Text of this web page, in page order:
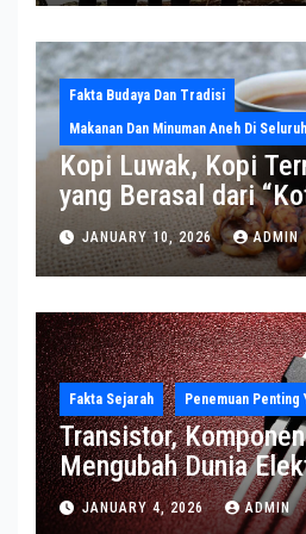
Fakta Budaya Dan Tradisi
Makanan Dan Minuman Aneh Di
Kopi Luwak, Kopi
yang Berasal dari
JANUARY 10, 2026 ADMIN
Fakta Sejarah Penemuan Penting
Transistor,
Mengubah Dunia
Modern
JANUARY 4, 2026 ADMIN